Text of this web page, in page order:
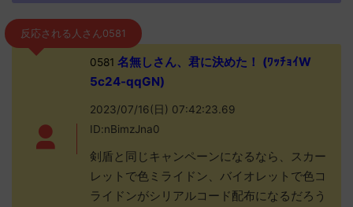
反応される人さん0581
0581 名無しさん、君に決めた！ (ﾜｯﾁｮｲW
5c24-qqGN)
2023/07/16(日) 07:42:23.69
ID:nBimzJna0
剣盾と同じキャンペーンになるなら、スカー
レットで色ミライドン、バイオレットで色コ
ライドンがシリアルコード配布になるだろう